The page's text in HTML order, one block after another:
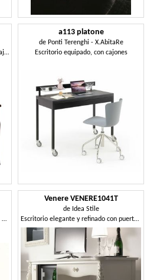
Escritorio en madera de nogal, con 3 cajones y parte superior de cuero, para la oficina en estilo clásico
a113 platone
de Ponti Terenghi - X.AbitaRe
Escritorio equipado, con cajones
Escritorio con mecanismo de apertura, de estilo clásico
Venere VENERE1041T
de Idea Stile
Escritorio elegante y refinado con puerta de frigorífico.